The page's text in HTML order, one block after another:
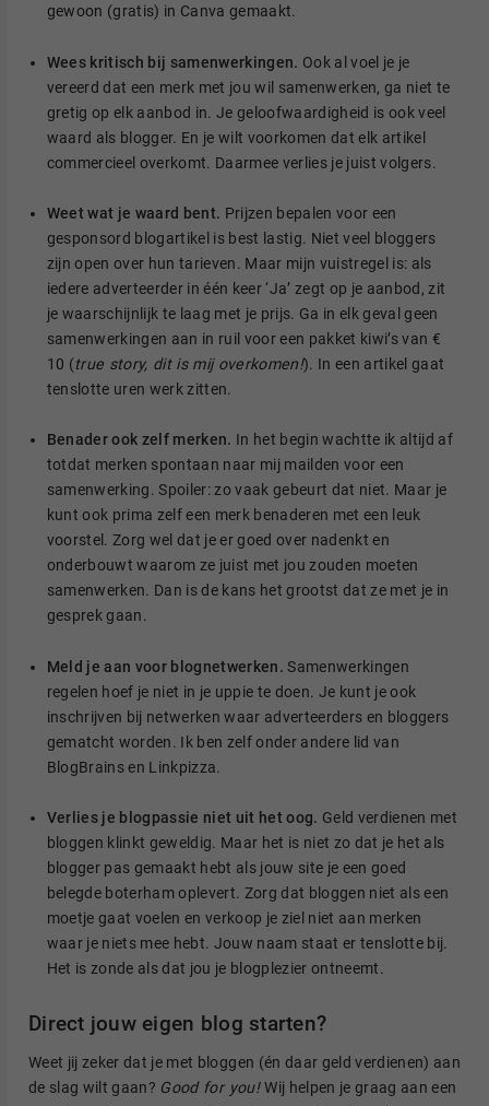
gewoon (gratis) in Canva gemaakt.
Wees kritisch bij samenwerkingen. Ook al voel je je
vereerd dat een merk met jou wil samenwerken, ga niet te
gretig op elk aanbod in. Je geloofwaardigheid is ook veel
waard als blogger. En je wilt voorkomen dat elk artikel
commercieel overkomt. Daarmee verlies je juist volgers.
Weet wat je waard bent. Prijzen bepalen voor een
gesponsord blogartikel is best lastig. Niet veel bloggers
zijn open over hun tarieven. Maar mijn vuistregel is: als
iedere adverteerder in één keer ‘Ja’ zegt op je aanbod, zit
je waarschijnlijk te laag met je prijs. Ga in elk geval geen
samenwerkingen aan in ruil voor een pakket kiwi’s van €
10 (true story, dit is mij overkomen!). In een artikel gaat
tenslotte uren werk zitten.
Benader ook zelf merken. In het begin wachtte ik altijd af
totdat merken spontaan naar mij mailden voor een
samenwerking. Spoiler: zo vaak gebeurt dat niet. Maar je
kunt ook prima zelf een merk benaderen met een leuk
voorstel. Zorg wel dat je er goed over nadenkt en
onderbouwt waarom ze juist met jou zouden moeten
samenwerken. Dan is de kans het grootst dat ze met je in
gesprek gaan.
Meld je aan voor blognetwerken. Samenwerkingen
regelen hoef je niet in je uppie te doen. Je kunt je ook
inschrijven bij netwerken waar adverteerders en bloggers
gematcht worden. Ik ben zelf onder andere lid van
BlogBrains en Linkpizza.
Verlies je blogpassie niet uit het oog. Geld verdienen met
bloggen klinkt geweldig. Maar het is niet zo dat je het als
blogger pas gemaakt hebt als jouw site je een goed
belegde boterham oplevert. Zorg dat bloggen niet als een
moetje gaat voelen en verkoop je ziel niet aan merken
waar je niets mee hebt. Jouw naam staat er tenslotte bij.
Het is zonde als dat jou je blogplezier ontneemt.
Direct jouw eigen blog starten?
Weet jij zeker dat je met bloggen (én daar geld verdienen) aan
de slag wilt gaan? Good for you!Wij helpen je graag aan een